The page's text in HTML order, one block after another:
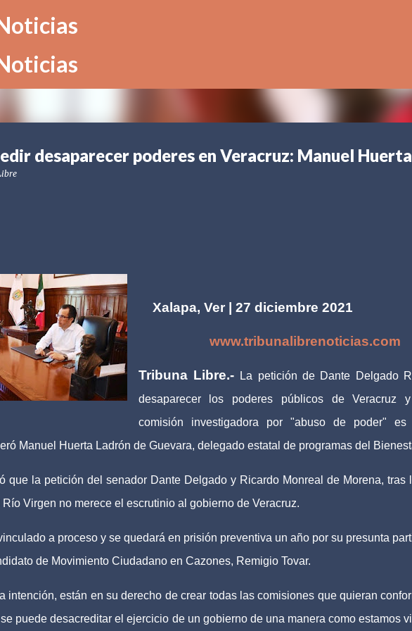
desaparecer poderes en Veracruz: Manuel Huerta
Xalapa, Ver | 27 diciembre 2021
www.tribunalibrenoticias.com
Tribuna Libre.-
La petición de Dante Delgado
desaparecer los poderes públicos de Veracruz
comisión investigadora por "abuso de poder" es
Manuel Huerta Ladrón de Guevara, delegado estatal de programas del
que la petición del senador Dante Delgado y Ricardo Monreal de Morena, tras
Virgen no merece el escrutinio al gobierno de Veracruz.
a proceso y se quedará en prisión preventiva un año por su presunta
de Movimiento Ciudadano en Cazones, Remigio Tovar.
intención, están en su derecho de crear todas las comisiones que quieran
puede desacreditar el ejercicio de un gobierno de una manera como estamos